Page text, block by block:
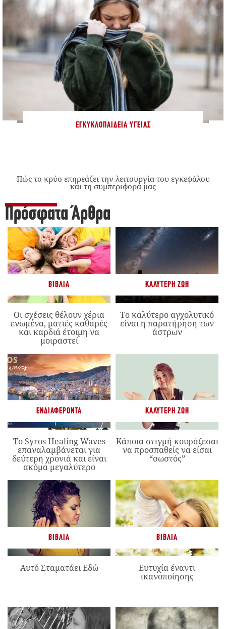
ΕΓΚΥΚΛΟΠΑΊΔΕΙΑ ΥΓΕΊΑΣ
Πώς το κρύο επηρεάζει την λειτουργία του εγκεφάλου
και τη συμπεριφορά μας
Πρόσφατα Άρθρα
ΒΙΒΛΊΑ
Οι σχέσεις θέλουν χέρια
ενωμένα, ματιές καθαρές
και καρδιά έτοιμη να
μοιραστεί
ΚΑΛΎΤΕΡΗ ΖΩΉ
Το καλύτερο αγχολυτικό
είναι η παρατήρηση των
άστρων
ΕΝΔΙΑΦΈΡΟΝΤΑ
Το Syros Healing Waves
επαναλαμβάνεται για
δεύτερη χρονιά και είναι
ακόμα μεγαλύτερο
ΚΑΛΎΤΕΡΗ ΖΩΉ
Κάποια στιγμή κουράζεσαι
να προσπαθείς να είσαι
“σωστός”
ΒΙΒΛΊΑ
Αυτό Σταματάει Εδώ
ΒΙΒΛΊΑ
Ευτυχία έναντι
ικανοποίησης